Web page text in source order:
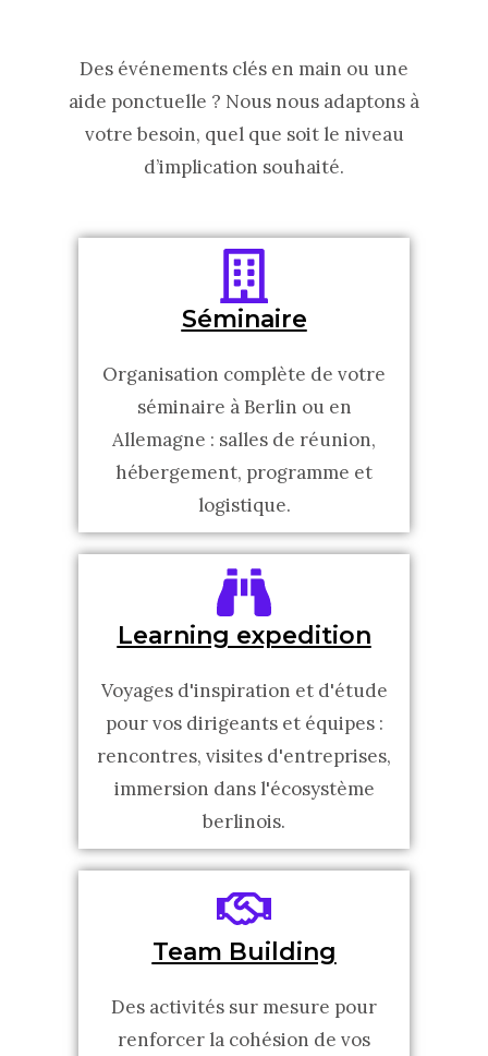
Des événements clés en main ou une
aide ponctuelle ? Nous nous adaptons à
votre besoin, quel que soit le niveau
d’implication souhaité.
Séminaire
Organisation complète de votre
séminaire à Berlin ou en
Allemagne : salles de réunion,
hébergement, programme et
logistique.
Learning expedition
Voyages d'inspiration et d'étude
pour vos dirigeants et équipes :
rencontres, visites d'entreprises,
immersion dans l'écosystème
berlinois.
Team Building
Des activités sur mesure pour
renforcer la cohésion de vos